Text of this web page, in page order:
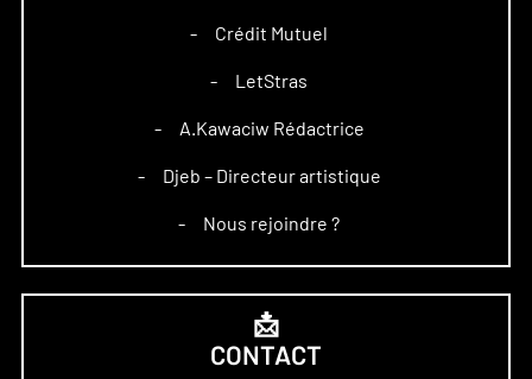
– Crédit Mutuel
– LetStras
– A.Kawaciw Rédactrice
– Djeb – Directeur artistique
– Nous rejoindre ?
📩
CONTACT